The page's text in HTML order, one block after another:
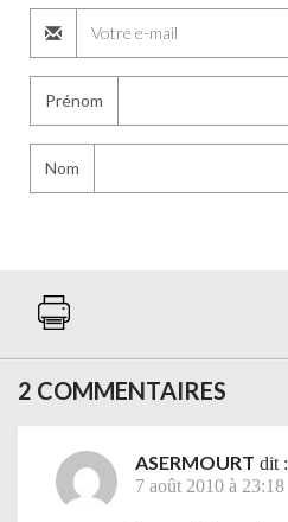
Prénom
Nom
2 COMMENTAIRES
ASERMOURT dit :
7 août 2010 à 23:18